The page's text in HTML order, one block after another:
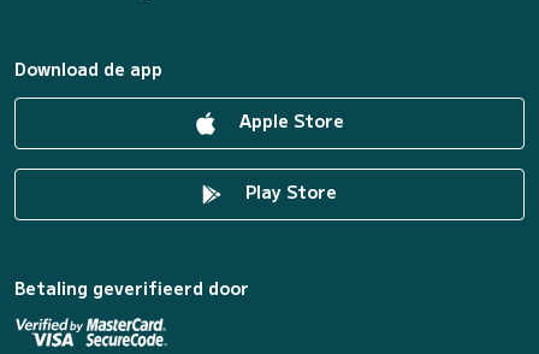
Download de app
Apple Store
Play Store
Betaling geverifieerd door